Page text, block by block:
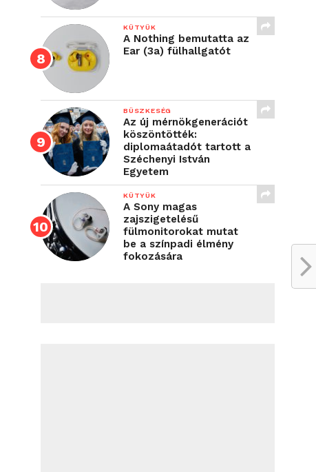
KÜTYÜK
A Nothing bemutatta az
Ear (3a) fülhallgatót
BÜSZKESÉG
Az új mérnökgenerációt
köszöntötték:
diplomaátadót tartott a
Széchenyi István
Egyetem
KÜTYÜK
A Sony magas
zajszigetelésű
fülmonitorokat mutat
be a színpadi élmény
fokozására